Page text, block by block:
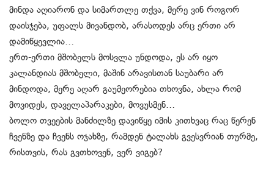
მინდა აღიარონ და სიმართლე თქვა, მერე ვინ როგორ
დაისჯება, უფალს მივანდობ, არასოდეს არც ერთი არ
დამიწყევლია…
ერთ-ერთი მშობელს მოსვლა უნდოდა, ეს არ იყო
კალანდიას მშობელი, მაშინ არავისთან საუბარი არ
მინდოდა, მერე აღარ გაუმეორებია თხოვნა, ახლა რომ
მოვიდეს, დაველაპარაკები, მოვუსმენ…
ბოლო თვეების მანძილზე დავიწყე იმის კითხვაც რაც წერენ
ჩვენზე და ჩვენს ოჯახზე, რამდენ ტალახს გვესვრიან თურმე,
რისთვის, რას გვთხოვენ, ვერ ვიგებ?